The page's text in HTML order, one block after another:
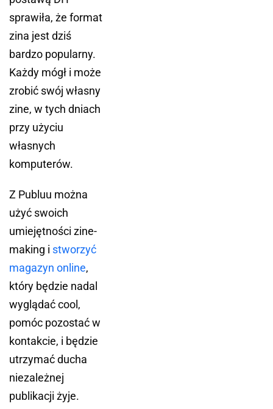
sprawiła, że format
zina jest dziś
bardzo popularny.
Każdy mógł i może
zrobić swój własny
zine, w tych dniach
przy użyciu
własnych
komputerów.
Z Publuu można
użyć swoich
umiejętności zine-
making i stworzyć
magazyn online,
który będzie nadal
wyglądać cool,
pomóc pozostać w
kontakcie, i będzie
utrzymać ducha
niezależnej
publikacji żyje.